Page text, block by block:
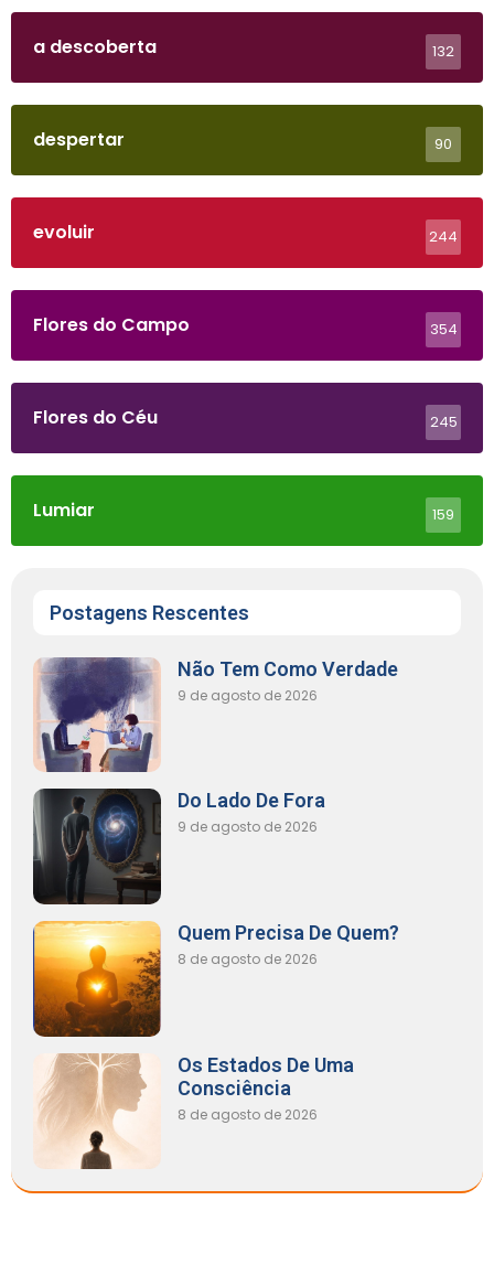
a descoberta 132
despertar 90
evoluir 244
Flores do Campo 354
Flores do Céu 245
Lumiar 159
Postagens Rescentes
Não Tem Como Verdade
9 de agosto de 2026
Do Lado De Fora
9 de agosto de 2026
Quem Precisa De Quem?
8 de agosto de 2026
Os Estados De Uma
Consciência
8 de agosto de 2026